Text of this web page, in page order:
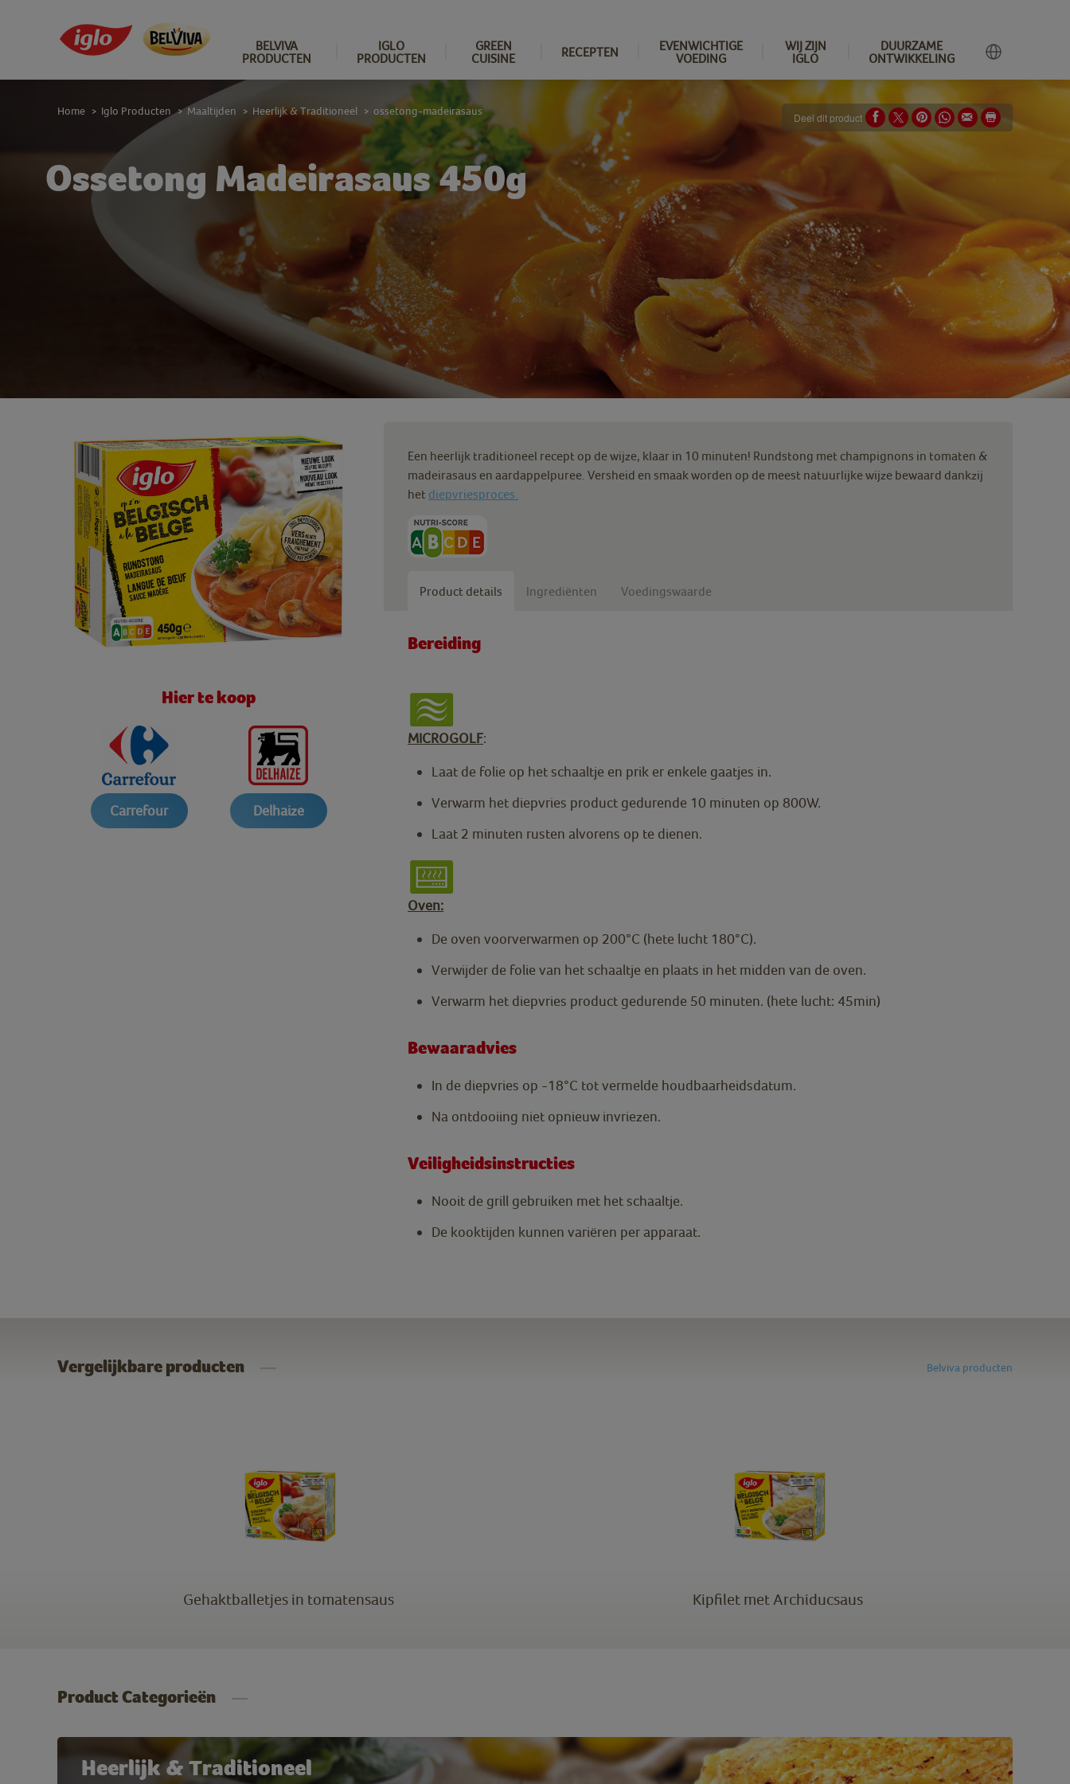
BELVIVA
PRODUCTEN
IGLO
PRODUCTEN
GREEN
CUISINE
RECEPTEN
EVENWICHTIGE
VOEDING
WIJ ZIJN
IGLO
DUURZAME
ONTWIKKELING
Ossetong Madeirasaus 450g
Home > Iglo Producten > Maaltijden > Heerlijk & Traditioneel > ossetong-madeirasaus Deel dit product
Hier te koop
Carrefour Delhaize
Een heerlijk traditioneel recept op de wijze, klaar in 10 minuten! Rundstong met champignons in tomaten &
madeirasaus en aardappelpuree. Versheid en smaak worden op de meest natuurlijke wijze bewaard dankzij
het diepvriesproces.
Product details Ingrediënten Voedingswaarde
Bereiding
MICROGOLF:
Laat de folie op het schaaltje en prik er enkele gaatjes in.
Verwarm het diepvries product gedurende 10 minuten op 800W.
Laat 2 minuten rusten alvorens op te dienen.
Oven:
De oven voorverwarmen op 200°C (hete lucht 180°C).
Verwijder de folie van het schaaltje en plaats in het midden van de oven.
Verwarm het diepvries product gedurende 50 minuten. (hete lucht: 45min)
Bewaaradvies
In de diepvries op -18°C tot vermelde houdbaarheidsdatum.
Na ontdooiing niet opnieuw invriezen.
Veiligheidsinstructies
Nooit de grill gebruiken met het schaaltje.
De kooktijden kunnen variëren per apparaat.
Vergelijkbare producten Belviva producten
Gehaktballetjes in tomatensaus Kipfilet met Archiducsaus
Product Categorieën
Heerlijk & Traditioneel